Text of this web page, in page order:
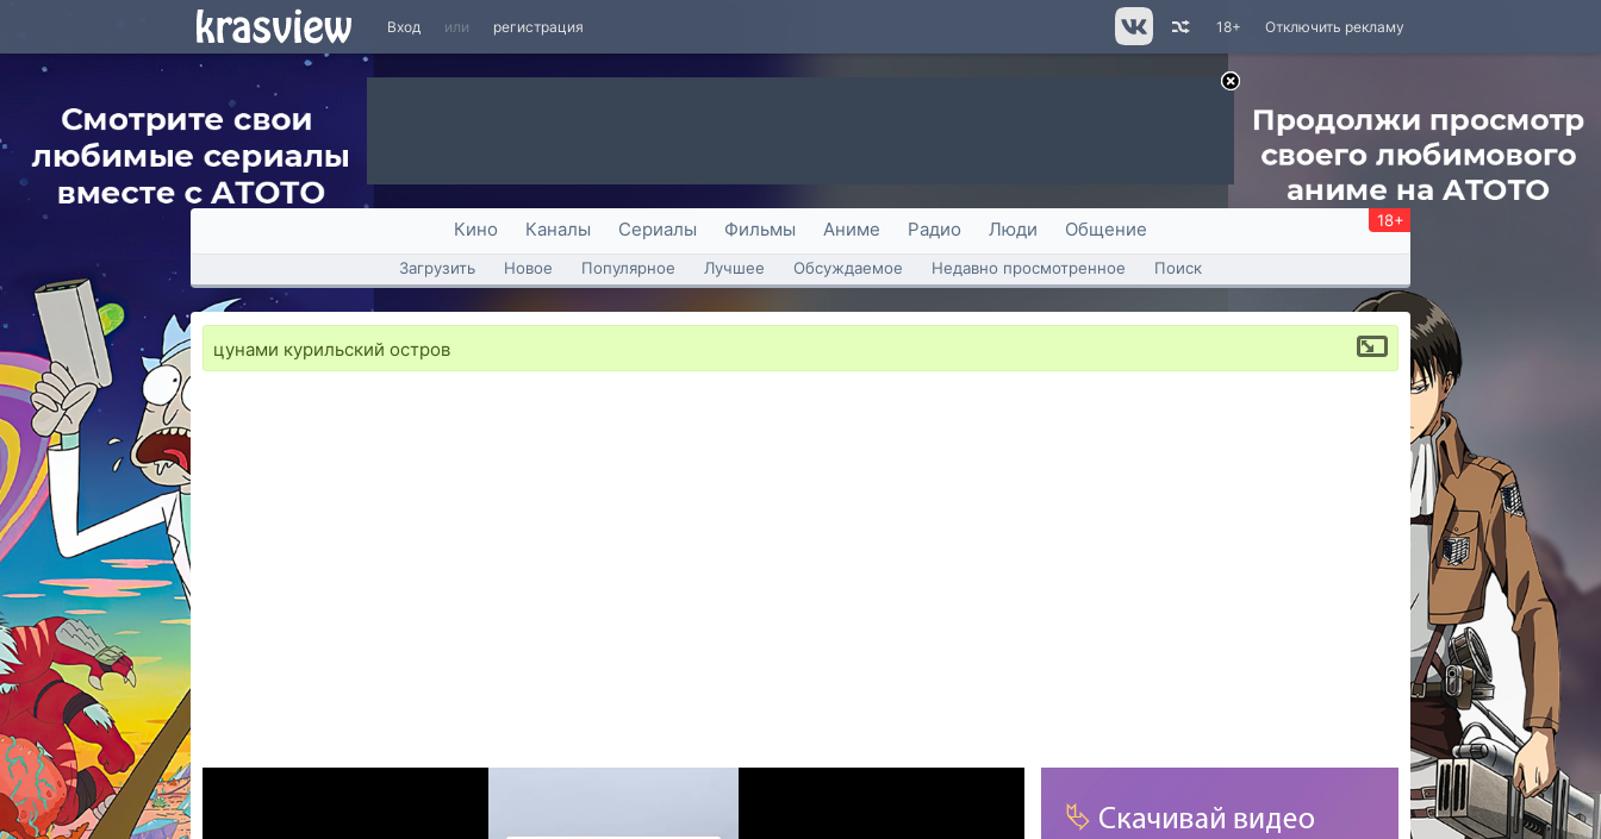
Вход или регистрация Отключить рекламу
18+
Кино Каналы Сериалы Фильмы Аниме Радио Люди Общение 18+
Загрузить Новое Популярное Лучшее Обсуждаемое Недавно просмотренное Поиск
цунами курильский остров